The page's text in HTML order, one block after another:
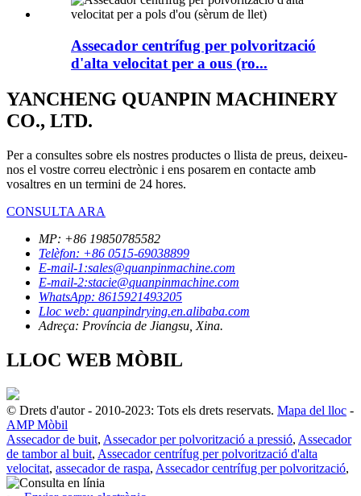
Assecador centrífug per polvorització
d'alta velocitat per a ous (ro...
YANCHENG QUANPIN MACHINERY
CO., LTD.
Per a consultes sobre els nostres productes o llista de preus, deixeu-
nos el vostre correu electrònic i ens posarem en contacte amb
vosaltres en un termini de 24 hores.
CONSULTA ARA
MP: +86 19850785582
Telèfon: +86 0515-69038899
E-mail-1:sales@quanpinmachine.com
E-mail-2:stacie@quanpinmachine.com
WhatsApp: 8615921493205
Lloc web: quanpindrying.en.alibaba.com
Adreça: Província de Jiangsu, Xina.
LLOC WEB MÒBIL
© Drets d'autor - 2010-2023: Tots els drets reservats. Mapa del lloc -
AMP Mòbil
Assecador de buit, Assecador per polvorització a pressió, Assecador
de tambor al buit, Assecador centrífug per polvorització d'alta
velocitat, assecador de raspa, Assecador centrífug per polvorització,